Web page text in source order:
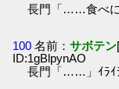
長門「……食べ
100 名前：サボテン
ID:1gBlpynAO
長門「……」ｲﾗｲ